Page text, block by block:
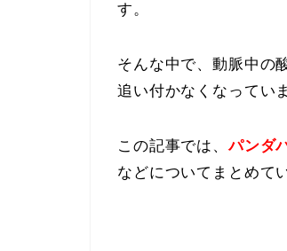
す。
そんな中で、動脈中の
追い付かなくなってい
この記事では、パンダ
などについてまとめて